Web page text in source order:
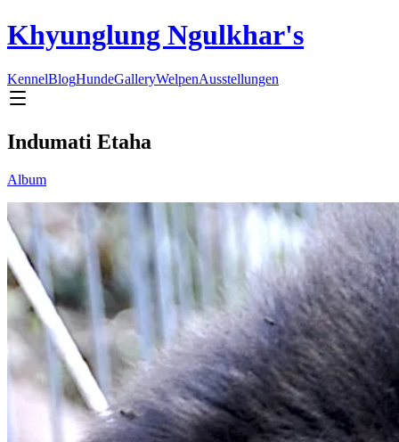
Khyunglung Ngulkhar's
KennelBlogHundeGalleryWelpenAusstellungen
Indumati Etaha
Album